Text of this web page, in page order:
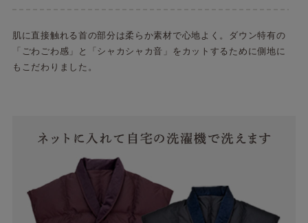
肌に直接触れる首の部分は柔らか素材で心地よく。ダウン特有の
「ごわごわ感」と「シャカシャカ音」をカットするために側地に
もこだわりました。